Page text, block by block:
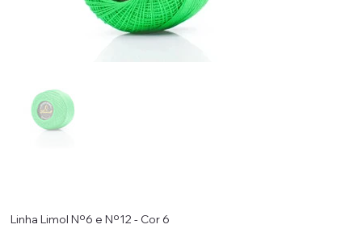
Linha Limol Nº6 e Nº12 - Cor 6